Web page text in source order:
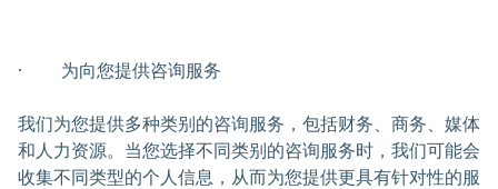
· 为向您提供咨询服务
我们为您提供多种类别的咨询服务，包括财务、商务、媒体
和人力资源。当您选择不同类别的咨询服务时，我们可能会
收集不同类型的个人信息，从而为您提供更具有针对性的服